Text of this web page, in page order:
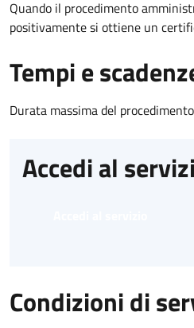
Quando il procedimento
positivamente si ottiene un
Tempi e
Durata massima del
Accedi al
Condizioni di